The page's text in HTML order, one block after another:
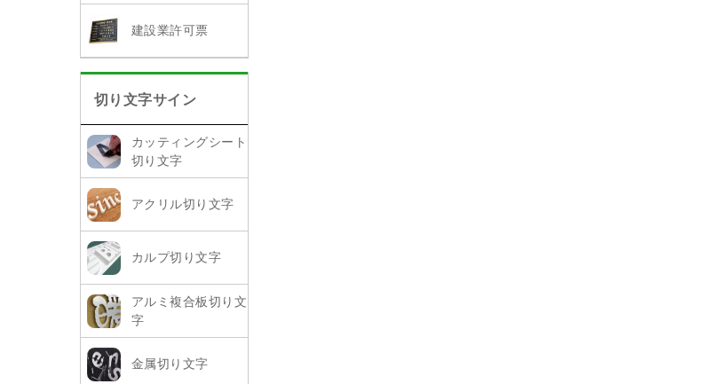
建設業許可票
切り文字サイン
カッティングシート
切り文字
アクリル切り文字
カルプ切り文字
アルミ複合板切り文
字
金属切り文字